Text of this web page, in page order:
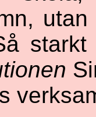
starkt